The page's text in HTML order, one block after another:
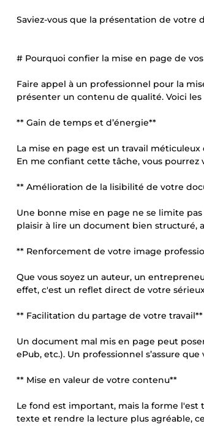
Saviez-vous que la présentation de
# Pourquoi confier la mise en page de
Faire appel à un professionnel pour la
présenter un contenu de qualité. Voici
** Gain de temps et d’énergie**
La mise en page est un travail
En me confiant cette tâche, vous
** Amélioration de la lisibilité de votre
Une bonne mise en page ne se limite
plaisir à lire un document bien structuré,
** Renforcement de votre image
Que vous soyez un auteur, un
effet, c'est un reflet direct de votre
** Facilitation du partage de votre travail**
Un document mal mis en page peut
ePub, etc.). Un professionnel s’assure
** Mise en valeur de votre contenu**
Le fond est important, mais la forme
texte et rendre la lecture plus agréable,